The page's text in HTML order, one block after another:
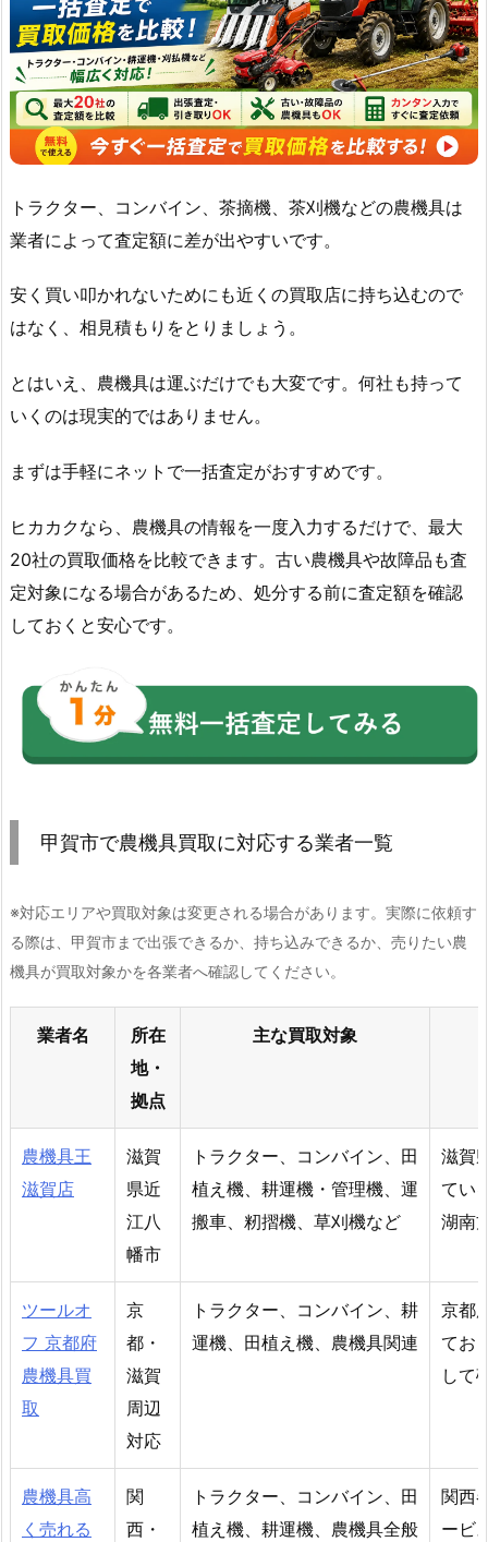
トラクター、コンバイン、茶摘機、茶刈機などの農機具は
業者によって査定額に差が出やすいです。
安く買い叩かれないためにも近くの買取店に持ち込むので
はなく、相見積もりをとりましょう。
とはいえ、農機具は運ぶだけでも大変です。何社も持って
いくのは現実的ではありません。
まずは手軽にネットで一括査定がおすすめです。
ヒカカクなら、農機具の情報を一度入力するだけで、最大
20社の買取価格を比較できます。古い農機具や故障品も査
定対象になる場合があるため、処分する前に査定額を確認
しておくと安心です。
甲賀市で農機具買取に対応する業者一覧
※対応エリアや買取対象は変更される場合があります。実際に依頼す
る際は、甲賀市まで出張できるか、持ち込みできるか、売りたい農
機具が買取対象かを各業者へ確認してください。
業者名
所在
地・
拠点
主な買取対象
農機具王
滋賀店
滋賀
県近
江八
幡市
トラクター、コンバイン、田
植え機、耕運機・管理機、運
搬車、籾摺機、草刈機など
滋賀
てい
湖南
ツールオ
フ 京都府
農機具買
取
京
都・
滋賀
周辺
対応
トラクター、コンバイン、耕
運機、田植え機、農機具関連
京都
てお
して
農機具高
く売れる
関
西・
トラクター、コンバイン、田
植え機、耕運機、農機具全般
関西
ービ